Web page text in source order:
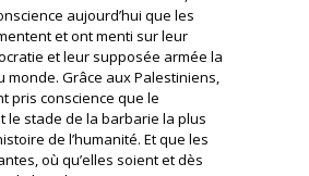
aujourd’hui que les
et ont menti sur leur
et leur supposée armée la
monde. Grâce aux Palestiniens,
pris conscience que le
le stade de la barbarie la plus
de l’humanité. Et que les
où qu’elles soient et dès